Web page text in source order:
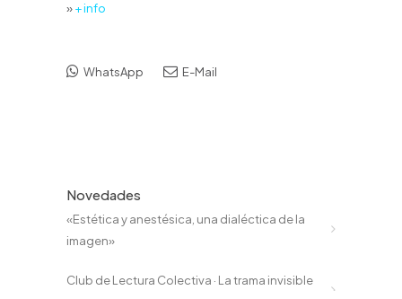
»+ info
WhatsApp E-Mail
Novedades
«Estética y anestésica, una dialéctica de la
imagen»
Club de Lectura Colectiva · La trama invisible